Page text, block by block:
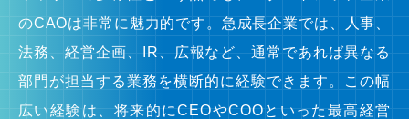
のCAOは非常に魅力的です。急成長企業では、人事、
法務、経営企画、IR、広報など、通常であれば異なる
部門が担当する業務を横断的に経験できます。この幅
広い経験は、将来的にCEOやCOOといった最高経営